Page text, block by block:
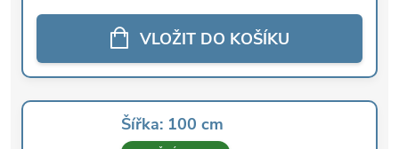
VLOŽIT DO KOŠÍKU
Šířka: 100 cm